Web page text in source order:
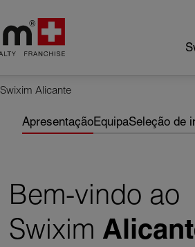
Swixim Alicante
ApresentaçãoEquipaSeleção de
Bem-vindo ao
Swixim